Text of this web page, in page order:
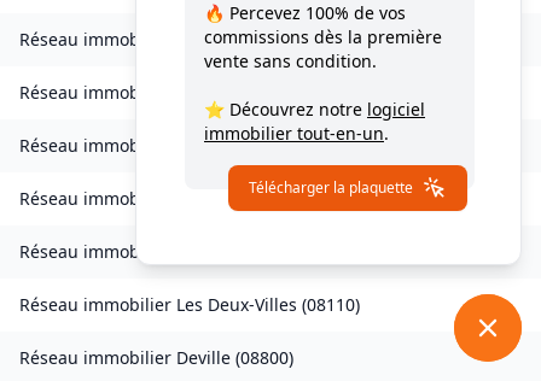
Réseau immobilier Coucy(08300)
Réseau immobilier
Réseau immobilier La Croix-aux-Bois(08400)
Réseau immobilier Daigny 08140)
Réseau immobilier
Réseau immobilier Les Deux-Villes (08110)
Réseau immobilier Deville (08800)
🔥 Percevez 100% de vos
commissions dès la première
vente sans condition.
⭐ Découvrez notre logiciel
immobilier tout-en-un.
Télécharger la plaquette